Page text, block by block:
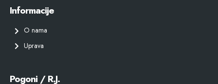
Informacije
O nama
Uprava
Pogoni / R.J.